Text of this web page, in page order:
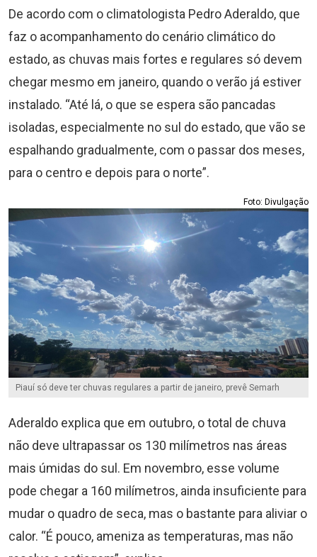
De acordo com o climatologista Pedro Aderaldo, que
faz o acompanhamento do cenário climático do
estado, as chuvas mais fortes e regulares só devem
chegar mesmo em janeiro, quando o verão já estiver
instalado. “Até lá, o que se espera são pancadas
isoladas, especialmente no sul do estado, que vão se
espalhando gradualmente, com o passar dos meses,
para o centro e depois para o norte”.
Foto: Divulgação
Piauí só deve ter chuvas regulares a partir de janeiro, prevê Semarh
Aderaldo explica que em outubro, o total de chuva
não deve ultrapassar os 130 milímetros nas áreas
mais úmidas do sul. Em novembro, esse volume
pode chegar a 160 milímetros, ainda insuficiente para
mudar o quadro de seca, mas o bastante para aliviar o
calor. “É pouco, ameniza as temperaturas, mas não